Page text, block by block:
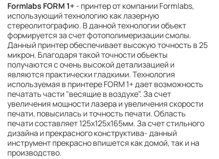
Formlabs FORM 1+- принтер от компании Formlabs,
использующий технологию как лазерную
стереолитографию. В данной технологии объект
формируется за счет фотополимеризации смолы.
Данный принтер обеспечивает высокую точность в 25
микрон. Благодаря такой точности объекты
получаются с очень высокой детализацией и
являются практически гладкими. Технология
используемая в принтере FORM 1+ дает возможность
печатать части "весящие в воздухе". За счет
увеличения мощности лазера и увеличения скорости
печати, повысилась и точность печати. Область
печати составляет 125x125x165мм. За счет стильного
дизайна и прекрасного конструктива- данный
инструмент прекрасно впишется как домой, так и на
производство.